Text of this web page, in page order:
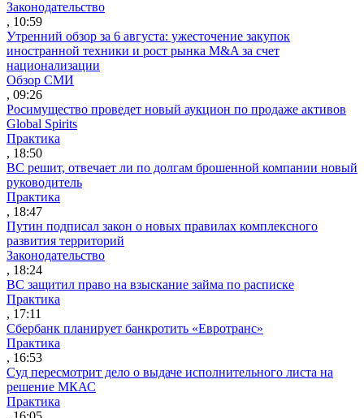
Законодательство
, 10:59
Утренний обзор за 6 августа: ужесточение закупок
иностранной техники и рост рынка M&A за счет
национализации
Обзор СМИ
, 09:26
Росимущество проведет новый аукцион по продаже активов
Global Spirits
Практика
, 18:50
ВС решит, отвечает ли по долгам брошенной компании новый
руководитель
Практика
, 18:47
Путин подписал закон о новых правилах комплексного
развития территорий
Законодательство
, 18:24
ВС защитил право на взыскание займа по расписке
Практика
, 17:11
Сбербанк планирует банкротить «Евротранс»
Практика
, 16:53
Суд пересмотрит дело о выдаче исполнительного листа на
решение МКАС
Практика